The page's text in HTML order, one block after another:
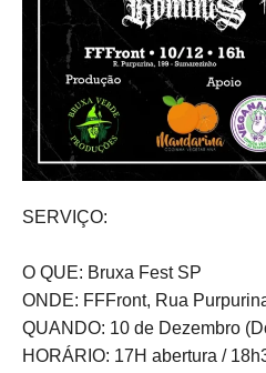
SERVIÇO:
O QUE: Bruxa Fest SP
ONDE: FFFront, Rua
QUANDO: 10 de Dezembro
HORÁRIO: 17H abertura /